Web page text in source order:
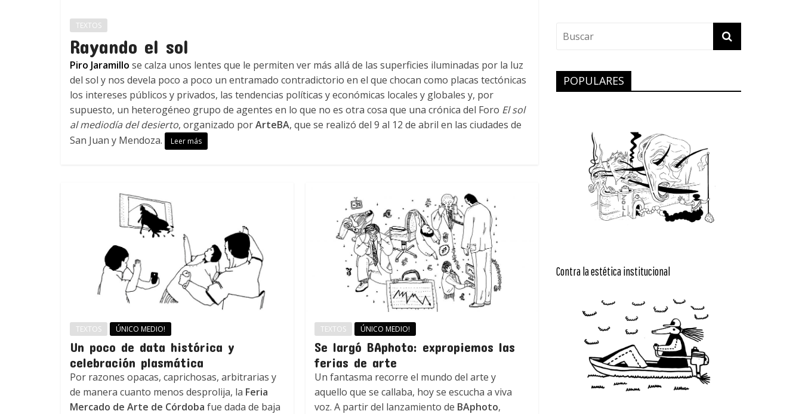
TEXTOS
Rayando el sol
Piro Jaramillo se calza unos lentes que le permiten ver más allá de las superficies iluminadas por la luz
del sol y nos devela poco a poco un entramado contradictorio en el que chocan como placas tectónicas
los intereses públicos y privados, las tendencias políticas y económicas locales y globales y, por
supuesto, un heterogéneo grupo de agentes en lo que no es otra cosa que una crónica del Foro El sol
al mediodía del desierto, organizado porArteBA, que se realizó del 9 al 12 de abril en las ciudades de
San Juan y Mendoza.
Leer más
TEXTOS ÚNICO MEDIO!
Un poco de data histórica y
celebración plasmática
Por razones opacas, caprichosas, arbitrarias y
de manera cuanto menos desprolija, la Feria
Mercado de Arte de Córdoba fue dada de baja
TEXTOS ÚNICO MEDIO!
Se largó BAphoto: expropiemos las
ferias de arte
Un fantasma recorre el mundo del arte y
aquello que se callaba, hoy se escucha a viva
voz. A partir del lanzamiento de BAphoto,
POPULARES
Contra la estética institucional